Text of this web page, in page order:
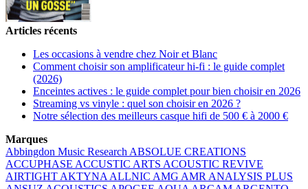
Articles récents
Les occasions à vendre chez Noir et Blanc
Comment choisir son amplificateur hi-fi : le guide complet
(2026)
Enceintes actives : le guide complet pour bien choisir en 2026
Streaming vs vinyle : quel son choisir en 2026 ?
Notre sélection des meilleurs casque hifi de 500 € à 2000 €
Marques
Abbingdon Music Research ABSOLUE CREATIONS
ACCUPHASE ACCUSTIC ARTS ACOUSTIC REVIVE
AIRTIGHT AKTYNA ALLNIC AMG AMR ANALYSIS PLUS